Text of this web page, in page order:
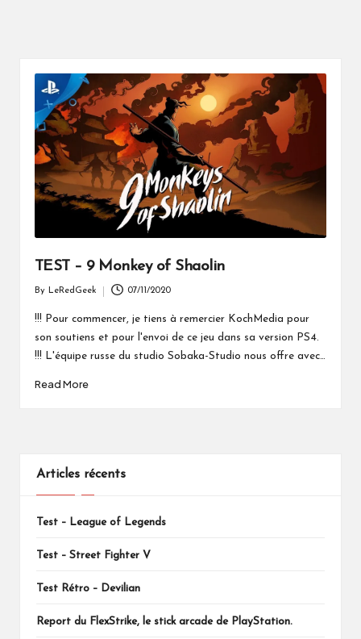
TEST – 9 Monkey of Shaolin
by
By LeRedGeek 07/11/2020
!!! Pour commencer, je tiens à remercier KochMedia pour
son soutiens et pour l'envoi de ce jeu dans sa version PS4.
!!! L'équipe russe du studio Sobaka-Studio nous offre avec…
Read More
Articles récents
Test – League of Legends
Test – Street Fighter V
Test Rétro – Devilian
Report du FlexStrike, le stick arcade de PlayStation.